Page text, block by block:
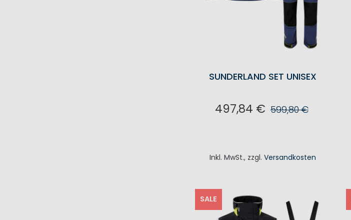
SUNDERLAND SET UNISEX
497,84 € 599,80 €
Inkl. MwSt., zzgl.Versandkosten
SALE